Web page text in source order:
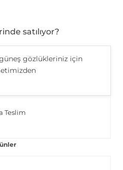
satılıyor?
gözlükleriniz için
Teslim